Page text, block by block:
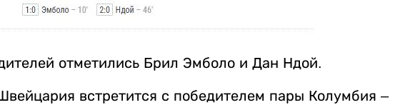
отметились Брил Эмболо и Дан Ндой.
встретится с победителем пары Колумбия –